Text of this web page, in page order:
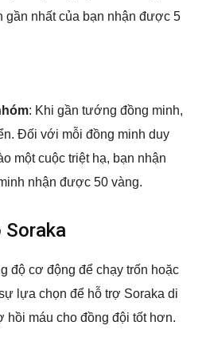
gần nhất của bạn nhận được 5
: Khi gần tướng đồng minh,
Đối với mỗi đồng minh duy
một cuộc triệt hạ, bạn nhận
nhận được 50 vàng.
Soraka
độ cơ động để chạy trốn hoặc
lựa chọn để hỗ trợ Soraka di
hồi máu cho đồng đội tốt hơn.